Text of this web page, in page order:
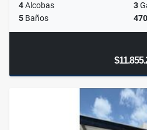
4Alcobas 3
5 Baños 470